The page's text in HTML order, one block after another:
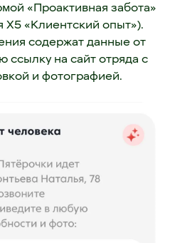
«Проактивная забота»
X5 «Клиентский опыт»).
содержат данные от
ссылку на сайт отряда с
и фотографией.